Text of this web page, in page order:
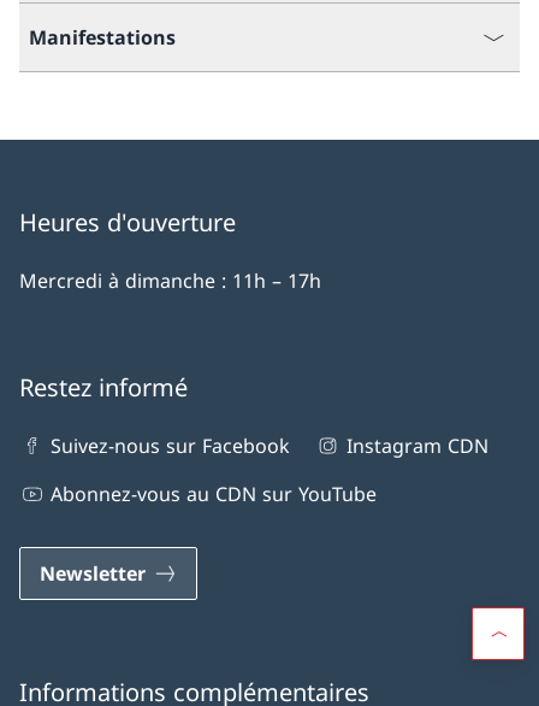
Manifestations
Heures d'ouverture
Mercredi à dimanche : 11h – 17h
Restez informé
Suivez-nous sur Facebook
Instagram CDN
Abonnez-vous au CDN sur YouTube
Newsletter
Informations complémentaires